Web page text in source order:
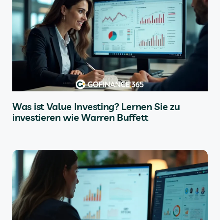
Was ist Value Investing? Lernen Sie zu
investieren wie Warren Buffett